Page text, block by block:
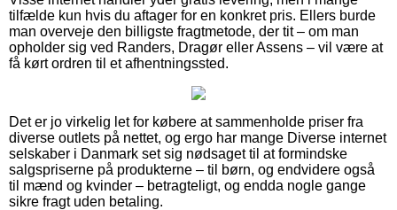
tilfælde kun hvis du aftager for en konkret pris. Ellers burde
man overveje den billigste fragtmetode, der tit – om man
opholder sig ved Randers, Dragør eller Assens – vil være at
få kørt ordren til et afhentningssted.
Det er jo virkelig let for købere at sammenholde priser fra
diverse outlets på nettet, og ergo har mange Diverse internet
selskaber i Danmark set sig nødsaget til at formindske
salgspriserne på produkterne – til børn, og endvidere også
til mænd og kvinder – betragteligt, og endda nogle gange
sikre fragt uden betaling.